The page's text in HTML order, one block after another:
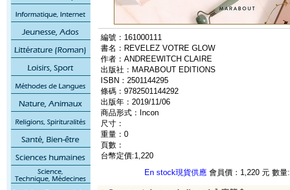
編號：161000111
書名：REVELEZ VOTRE GLOW
作者：ANDREEWITCH CLAIRE
出版社：MARABOUT EDITIONS
ISBN：2501144295
條碼：9782501144292
出版年：2019/11/06
商品形式：Incon
尺寸：
重量：0
頁數：
台幣定價:1,220
En stock現貨供應 會員價：1,220 元 數量: